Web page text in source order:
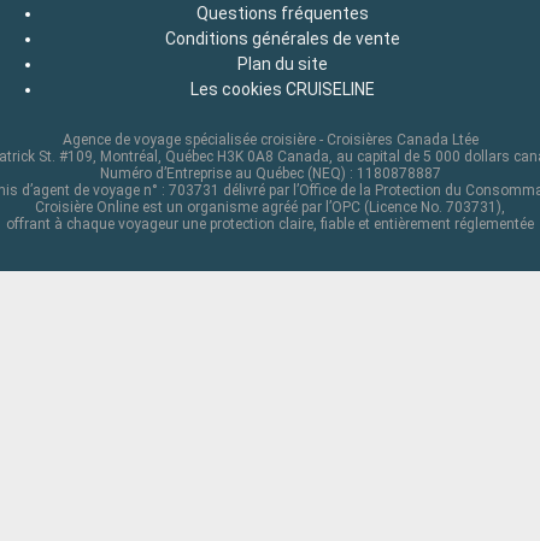
Questions fréquentes
Conditions générales de vente
Plan du site
Les cookies CRUISELINE
Agence de voyage spécialisée croisière - Croisières Canada Ltée
St. #109, Montréal, Québec H3K 0A8 Canada, au capital de 5 000 dollars
Numéro d’Entreprise au Québec (NEQ) : 1180878887
d’agent de voyage n° : 703731 délivré par l’Office de la Protection du
Croisière Online est un organisme agréé par l’OPC (Licence No. 703731),
offrant à chaque voyageur une protection claire, fiable et entièrement réglementée